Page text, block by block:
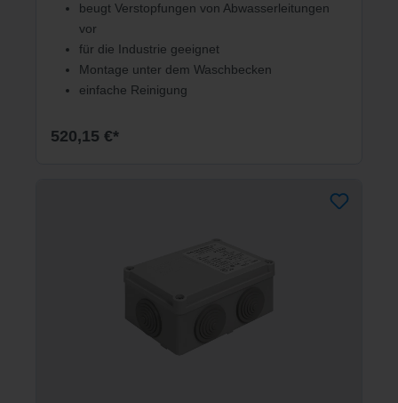
beugt Verstopfungen von Abwasserleitungen
vor
für die Industrie geeignet
Montage unter dem Waschbecken
einfache Reinigung
520,15 €*